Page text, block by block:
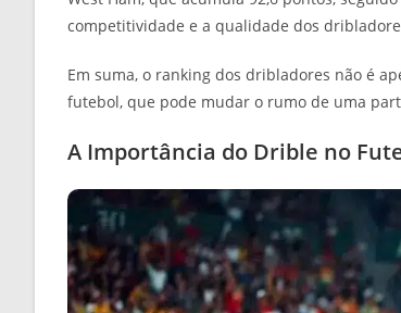
competitividade e a qualidade dos
Em suma, o ranking dos dribladores não é
futebol, que pode mudar o rumo de uma
A Importância do Drible no